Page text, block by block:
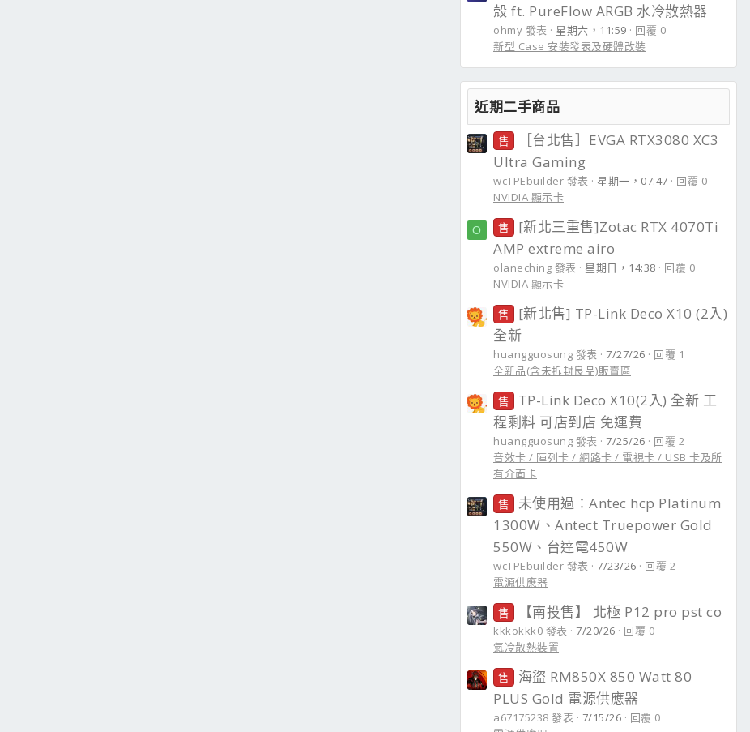
殼 ft. PureFlow ARGB 水冷散熱器
ohmy 發表 星期六，11:59
回覆 0
新型 Case 安裝發表及硬體改裝
近期二手商品
售
［台北售］EVGA RTX3080 XC3
Ultra Gaming
wcTPEbuilder 發表 星期一，07:47
回覆 0
NVIDIA 顯示卡
O 售
[新北三重售]Zotac RTX 4070Ti
AMP extreme airo
olaneching 發表 星期日，14:38
回覆 0
NVIDIA 顯示卡
售
[新北售] TP-Link Deco X10 (2入)
全新
huangguosung 發表 7/27/26
回覆 1
全新品(含未拆封良品)販賣區
售
TP-Link Deco X10(2入) 全新 工
程剩料 可店到店 免運費
huangguosung 發表 7/25/26
回覆 2
音效卡 / 陣列卡 / 網路卡 / 電視卡 / USB 卡及所
有介面卡
售
未使用過：Antec hcp Platinum
1300W、Antect Truepower Gold
550W、台達電450W
wcTPEbuilder 發表 7/23/26
回覆 2
電源供應器
售 【南投售】 北極 P12 pro pst co
kkkokkk0 發表 7/20/26
回覆 0
氣冷散熱裝置
售
海盜 RM850X 850 Watt 80
PLUS Gold 電源供應器
a67175238 發表 7/15/26
回覆 0